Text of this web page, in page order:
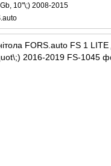
10"\;) 2008-2015